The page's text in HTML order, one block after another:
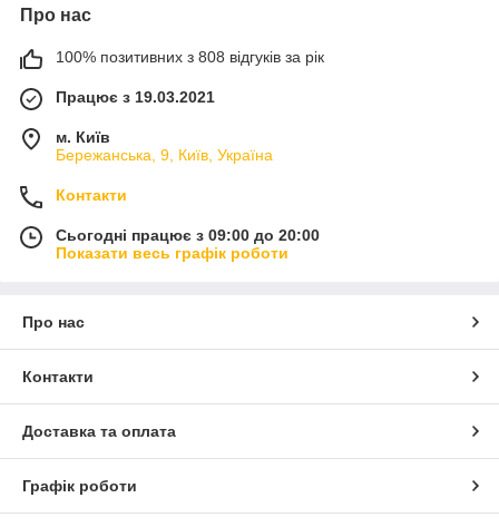
Про нас
100% позитивних з 808 відгуків за рік
Працює з 19.03.2021
м. Київ
Бережанська, 9, Київ, Україна
Контакти
Сьогодні працює з 09:00 до 20:00
Показати весь графік роботи
Про нас
Контакти
Доставка та оплата
Графік роботи